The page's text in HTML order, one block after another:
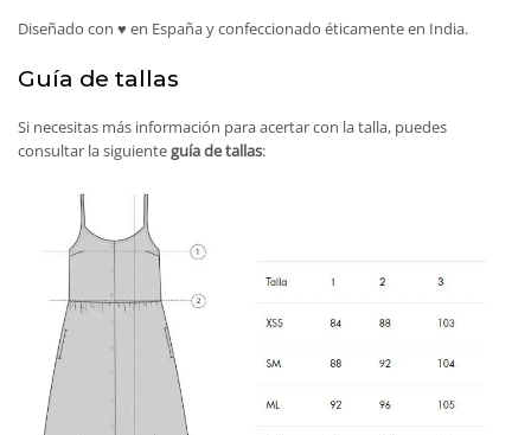
Diseñado con ♥ en España y confeccionado éticamente en India.
Guía de tallas
Si necesitas más información para acertar con la talla, puedes
consultar la siguienteguía de tallas: